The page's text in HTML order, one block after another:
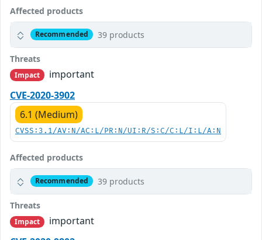
Affected products
Recommended 39 products
Threats
Impact
important
CVE-2020-3902
6.1 (Medium)
CVSS:3.1/AV:N/AC:L/PR:N/UI:R/S:C/C:L/I:L/A:N
Affected products
Recommended 39 products
Threats
Impact
important